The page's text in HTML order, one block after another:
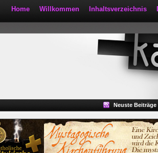
Home Willkommen Inhaltsverzeichnis
Neuste Beiträge